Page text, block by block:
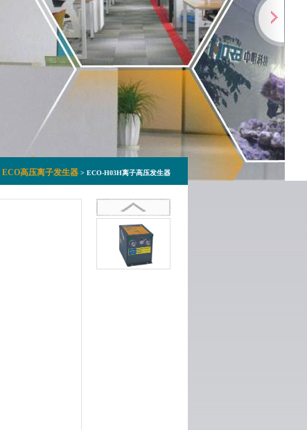
ECO高压离子发生器 > ECO-H03H离子高压发生器